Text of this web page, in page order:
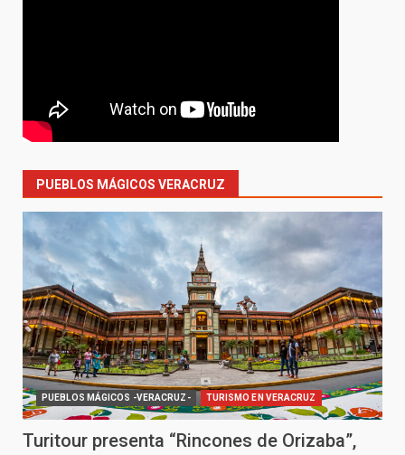
PUEBLOS MÁGICOS VERACRUZ
PUEBLOS MÁGICOS -VERACRUZ- TURISMO EN VERACRUZ
Turitour presenta “Rincones de Orizaba”,